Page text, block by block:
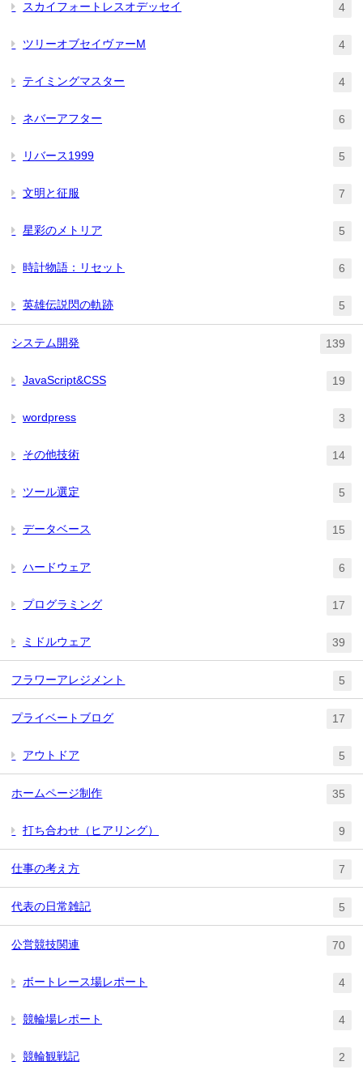
スカイフォートレスオデッセイ 4
ツリーオブセイヴァーM 4
テイミングマスター 4
ネバーアフター 6
リバース1999 5
文明と征服 7
星彩のメトリア 5
時計物語：リセット 6
英雄伝説閃の軌跡 5
システム開発 139
JavaScript&CSS 19
wordpress 3
その他技術 14
ツール選定 5
データベース 15
ハードウェア 6
プログラミング 17
ミドルウェア 39
フラワーアレジメント 5
プライベートブログ 17
アウトドア 5
ホームページ制作 35
打ち合わせ（ヒアリング） 9
仕事の考え方 7
代表の日常雑記 5
公営競技関連 70
ボートレース場レポート 4
競輪場レポート 4
競輪観戦記 2